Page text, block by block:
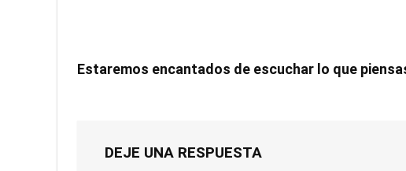
Estaremos encantados de escuchar lo que
DEJE UNA RESPUESTA